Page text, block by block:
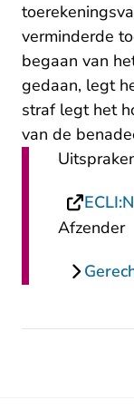
verminderde
begaan van
gedaan, legt
straf legt het
van de
Afzender